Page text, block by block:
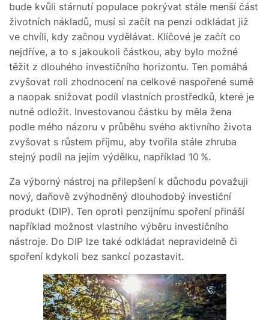
bude kvůli stárnutí populace pokrývat stále menší část
životních nákladů, musí si začít na penzi odkládat již
ve chvíli, kdy začnou vydělávat. Klíčové je začít co
nejdříve, a to s jakoukoli částkou, aby bylo možné
těžit z dlouhého investičního horizontu. Ten pomáhá
zvyšovat roli zhodnocení na celkové naspořené sumě
a naopak snižovat podíl vlastních prostředků, které je
nutné odložit. Investovanou částku by měla žena
podle mého názoru v průběhu svého aktivního života
zvyšovat s růstem příjmu, aby tvořila stále zhruba
stejný podíl na jejím výdělku, například 10 %.
Za výborný nástroj na přilepšení k důchodu považuji
nový, daňově zvýhodněný dlouhodobý investiční
produkt (DIP). Ten oproti penzijnímu spoření přináší
například možnost vlastního výběru investičního
nástroje. Do DIP lze také odkládat nepravidelně či
spoření kdykoli bez sankcí pozastavit.